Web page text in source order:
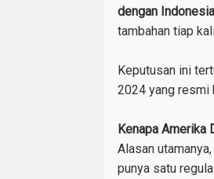
dengan Indonesia
tambahan tiap
Keputusan ini
2024 yang resmi
Kenapa Amerika
Alasan
punya satu